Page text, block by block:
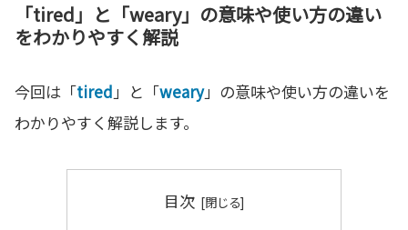
「tired」と「weary」の意味や使い方の違い
をわかりやすく解説
今回は「tired」と「weary」の意味や使い方の違いを
わかりやすく解説します。
目次